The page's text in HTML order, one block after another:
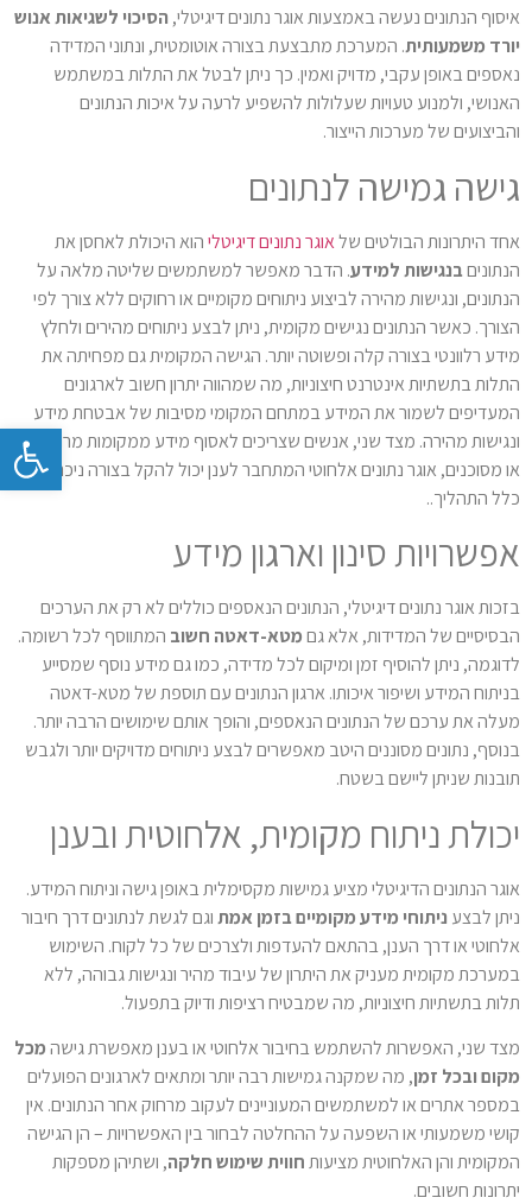
איסוף הנתונים נעשה באמצעות אוגר נתונים דיגיטלי, הסיכוי לשגיאות אנוש
יורד משמעותית. המערכת מתבצעת בצורה אוטומטית, ונתוני המדידה
נאספים באופן עקבי, מדויק ואמין. כך ניתן לבטל את התלות במשתמש
האנושי, ולמנוע טעויות שעלולות להשפיע לרעה על איכות הנתונים
והביצועים של מערכות הייצור.
גישה גמישה לנתונים
אחד היתרונות הבולטים שלאוגר נתונים דיגיטליהוא היכולת לאחסן את
הנתוניםבנגישות למידע. הדבר מאפשר למשתמשים שליטה מלאה על
הנתונים, ונגישות מהירה לביצוע ניתוחים מקומיים או רחוקים ללא צורך לפי
הצורך. כאשר הנתונים נגישים מקומית, ניתן לבצע ניתוחים מהירים ולחלץ
מידע רלוונטי בצורה קלה ופשוטה יותר. הגישה המקומית גם מפחיתה את
התלות בתשתיות אינטרנט חיצוניות, מה שמהווה יתרון חשוב לארגונים
המעדיפים לשמור את המידע במתחם המקומי מסיבות של אבטחת מידע
ונגישות מהירה. מצד שני, אנשים שצריכים לאסוף מידע ממקומות מרוחקים
או מסוכנים, אוגר נתונים אלחוטי המתחבר לענן יכול להקל בצורה ניכרת על
כלל התהליך..
אפשרויות סינון וארגון מידע
בזכות אוגר נתונים דיגיטלי, הנתונים הנאספים כוללים לא רק את הערכים
הבסיסיים של המדידות, אלא גםמטא-דאטה חשוב המתווסף לכל רשומה.
לדוגמה, ניתן להוסיף זמן ומיקום לכל מדידה, כמו גם מידע נוסף שמסייע
בניתוח המידע ושיפור איכותו. ארגון הנתונים עם תוספת של מטא-דאטה
מעלה את ערכם של הנתונים הנאספים, והופך אותם שימושים הרבה יותר.
בנוסף, נתונים מסוננים היטב מאפשרים לבצע ניתוחים מדויקים יותר ולגבש
תובנות שניתן ליישם בשטח.
יכולת ניתוח מקומית, אלחוטית ובענן
אוגר הנתונים הדיגיטלי מציע גמישות מקסימלית באופן גישה וניתוח המידע.
ניתן לבצע ניתוחי מידע מקומיים בזמן אמתוגם לגשת לנתונים דרך חיבור
אלחוטי או דרך הענן, בהתאם להעדפות ולצרכים של כל לקוח. השימוש
במערכת מקומית מעניק את היתרון של עיבוד מהיר ונגישות גבוהה, ללא
תלות בתשתיות חיצוניות, מה שמבטיח רציפות ודיוק בתפעול.
מצד שני, האפשרות להשתמש בחיבור אלחוטי או בענן מאפשרת גישהמכל
מקום ובכל זמן, מה שמקנה גמישות רבה יותר ומתאים לארגונים הפועלים
במספר אתרים או למשתמשים המעוניינים לעקוב מרחוק אחר הנתונים. אין
קושי משמעותי או השפעה על ההחלטה לבחור בין האפשרויות – הן הגישה
המקומית והן האלחוטית מציעותחווית שימוש חלקה, ושתיהן מספקות
יתרונות חשובים.